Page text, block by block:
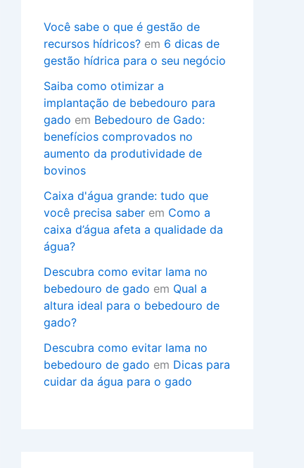
Você sabe o que é gestão de
recursos hídricos? em 6 dicas de
gestão hídrica para o seu negócio
Saiba como otimizar a
implantação de bebedouro para
gado em Bebedouro de Gado:
benefícios comprovados no
aumento da produtividade de
bovinos
Caixa d'água grande: tudo que
você precisa saber em Como a
caixa d’água afeta a qualidade da
água?
Descubra como evitar lama no
bebedouro de gado em Qual a
altura ideal para o bebedouro de
gado?
Descubra como evitar lama no
bebedouro de gado em Dicas para
cuidar da água para o gado